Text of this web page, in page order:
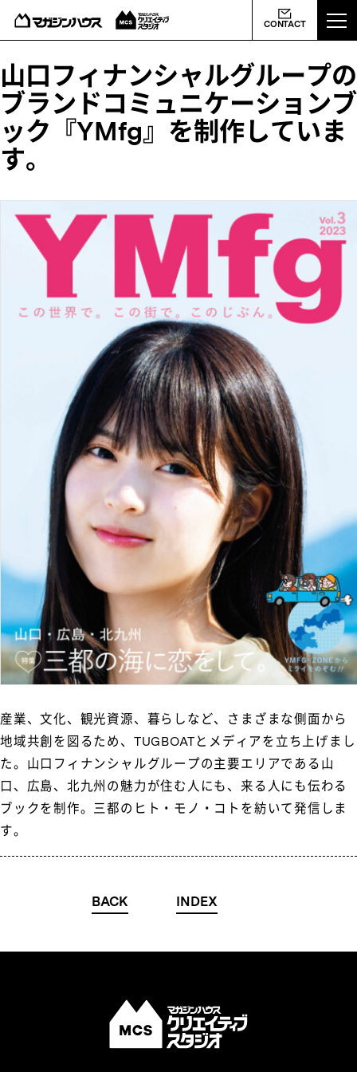
CONTACT
ABOUT US
MCS NEWS
WORKS
会社概要 ライバシーポリシー よくあるご質問
山口フィナンシャルグループの
ブランドコミュニケーションブ
ック『YMfg』を制作していま
す。
産業、文化、観光資源、暮らしなど、さまざまな側面から
地域共創を図るため、TUGBOATとメディアを立ち上げまし
た。山口フィナンシャルグループの主要エリアである山
口、広島、北九州の魅力が住む人にも、来る人にも伝わる
ブックを制作。三都のヒト・モノ・コトを紡いて発信しま
す。
BACK INDEX